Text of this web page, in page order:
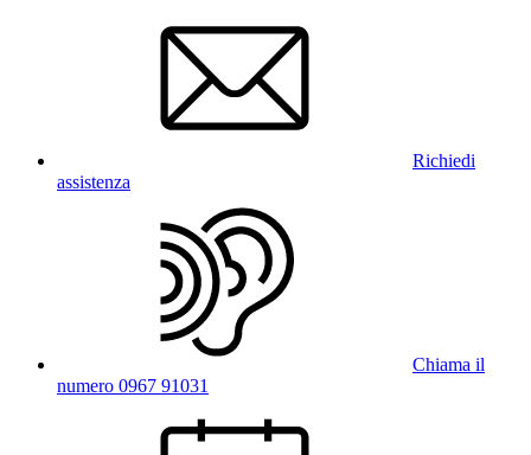
Richiedi
assistenza
Chiama il
numero 0967 91031